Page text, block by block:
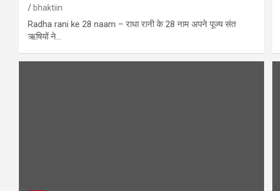
bhaktiin
Radha rani ke 28 naam – राधा रानी के 28 नाम अपने पूज्य संत
ऋषियों ने…